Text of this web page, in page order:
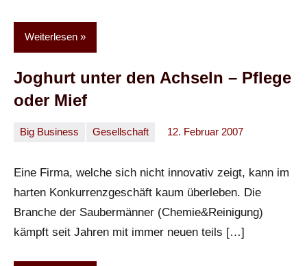
Weiterlesen
Joghurt unter den Achseln – Pflege
oder Mief
Big Business Gesellschaft 12. Februar 2007
Oliver
Keine
Eine Firma, welche sich nicht innovativ zeigt, kann im
harten Konkurrenzgeschäft kaum überleben. Die
Branche der Saubermänner (Chemie&Reinigung)
kämpft seit Jahren mit immer neuen teils […]